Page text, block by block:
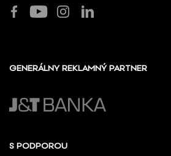
GENERÁLNY REKLAMNÝ PARTNER
S PODPOROU